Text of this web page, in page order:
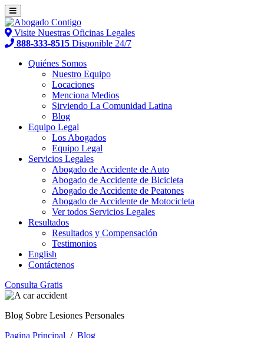
Visite Nuestras Oficinas Legales
888-333-8515 Disponible 24/7
Quiénes Somos
Nuestro Equipo
Locaciones
Menciona Medios
Sirviendo La Comunidad Latina
Blog
Equipo Legal
Los Abogados
Equipo Legal
Servicios Legales
Abogado de Accidente de Auto
Abogado de Accidente de Bicicleta
Abogado de Accidente de Peatones
Abogado de Accidente de Motocicleta
Ver todos Servicios Legales
Resultados
Resultados y Compensación
Testimonios
English
Contáctenos
Consulta Gratis
Blog Sobre Lesiones Personales
Pagina Principal / Blog